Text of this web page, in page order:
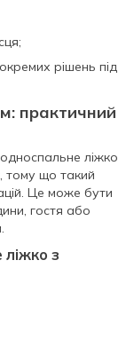
рішень під
практичний
ліжко
тому що такий
Це може бути
гостя або
з